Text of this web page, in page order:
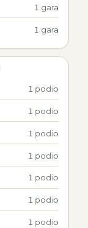
1 gara
1 gara
1 podio
1 podio
1 podio
1 podio
1 podio
1 podio
1 podio